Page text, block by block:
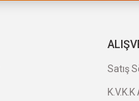
Satış